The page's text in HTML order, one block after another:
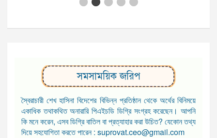
সমসাময়িক জরিপ
স্বৈরাচারী শেখ হাসিনা বিদেশের বিভিন্ন প্রতিষ্ঠান থেকে অর্থের বিনিময়ে
একাধিক তথাকথিত অনারারি পিএইচডি ডিগ্রি সংগ্রহ করেছেন। আপনি
কি মনে করেন, এসব ডিগ্রি বাতিল বা প্রত্যাহার করা উচিত? যেকোন তথ্য
দিয়ে সহযোগিতা করতে পারেন : suprovat.ceo@gmail.com